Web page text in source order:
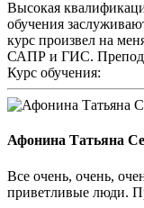
Высокая
обучения
курс произвел на
САПР и ГИС.
Курс обучения:
Афонина Татьяна
Все очень, очень,
приветливые люди.